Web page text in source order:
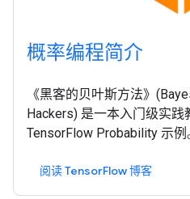
概率编程简介
《黑客的贝叶斯方法》
Hackers) 是一本入门级实践
TensorFlow Probability 示例
阅读 TensorFlow 博客